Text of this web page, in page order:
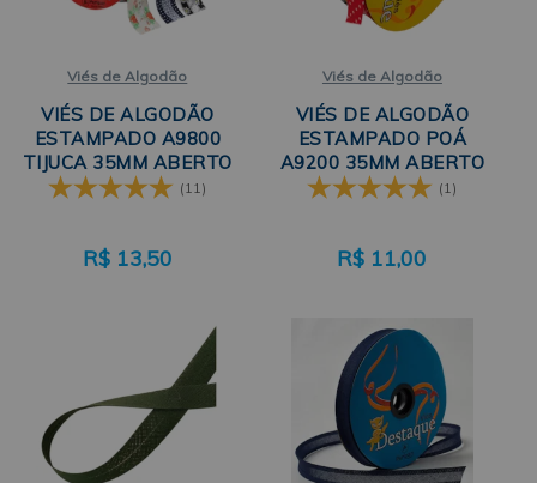
Viés de Algodão
VIÉS DE ALGODÃO
ESTAMPADO A9800
TIJUCA 35MM ABERTO
23MM FECHADO C/20M
(11)
R$ 13,50
Viés de Algodão
VIÉS DE ALGODÃO
ESTAMPADO POÁ
A9200 35MM ABERTO
23MM FECHADO C/20M
(1)
R$ 11,00